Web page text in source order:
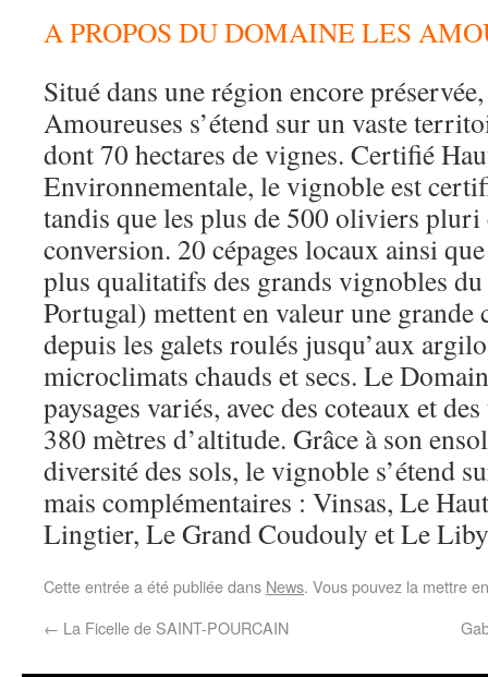
A PROPOS DU DOMAINE LES
Situé dans une région encore
Amoureuses s’étend sur un vaste
dont 70 hectares de vignes. Certifié
Environnementale, le vignoble est
tandis que les plus de 500 oliviers pluri
conversion. 20 cépages locaux ainsi
plus qualitatifs des grands vignobles
Portugal) mettent en valeur une
depuis les galets roulés jusqu’aux
microclimats chauds et secs. Le
paysages variés, avec des coteaux et
380 mètres d’altitude. Grâce à son
diversité des sols, le vignoble s’étend
mais complémentaires : Vinsas, Le
Lingtier, Le Grand Coudouly et Le
Cette entrée a été publiée dans News. Vous pouvez la mettre
← La Ficelle de SAINT-POURCAIN